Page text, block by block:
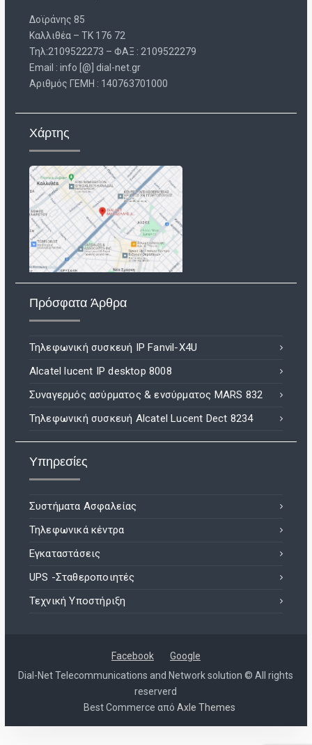
Δοϊράνης 85
Καλλιθέα – ΤΚ 176 72
Τηλ:2109522273 – ΦΑΞ : 2109522279
Email : info [@] dial-net.gr
Aριθμός ΓΕΜΗ : 140763701000
Χάρτης
Πρόσφατα Άρθρα
Τηλεφωνική συσκευή IP Fanvil-X4U
Alcatel lucent IP desktop 8008
Συναγερμός ασύρματος & ενσύρματος MARS 832
Τηλεφωνική συσκευή Alcatel Lucent Dect 8234
Υπηρεσίες
Συστήματα Ασφαλείας
Τηλεφωνικά κέντρα
Εγκαταστάσεις
UPS -Σταθεροποιητές
Τεχνική Υποστήριξη
Facebook
Google
Dial-Net Telecommunications and Network solution © All rights
reserverd
Best Commerce από Axle Themes